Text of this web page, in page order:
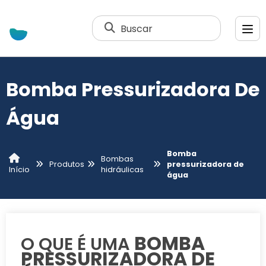
Buscar
Bomba Pressurizadora De
Água
Início
Produtos
Bombas
hidráulicas
Bomba
pressurizadora de
água
O QUE É UMA BOMBA
PRESSURIZADORA DE